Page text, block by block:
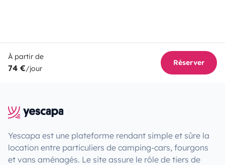
À partir de
74 €/jour
Réserver
Yescapa est une plateforme rendant simple et sûre la
location entre particuliers de camping-cars, fourgons
et vans aménagés. Le site assure le rôle de tiers de